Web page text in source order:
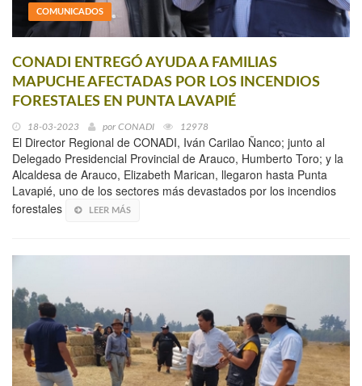
COMUNICADOS
CONADI ENTREGÓ AYUDA A FAMILIAS
MAPUCHE AFECTADAS POR LOS INCENDIOS
FORESTALES EN PUNTA LAVAPIÉ
18-03-2023 por CONADI 12978
El Director Regional de CONADI, Iván Carilao Ñanco; junto al
Delegado Presidencial Provincial de Arauco, Humberto Toro; y la
Alcaldesa de Arauco, Elizabeth Marican, llegaron hasta Punta
Lavapié, uno de los sectores más devastados por los incendios
forestales
LEER MÁS